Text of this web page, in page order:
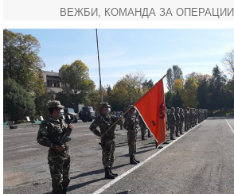
ВЕЖБИ, КОМАНДА ЗА ОПЕРАЦИИ